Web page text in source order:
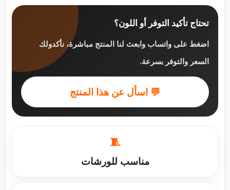
تحتاج تأكيد التوفر أو اللون؟
اضغط على واتساب وابعث لنا المنتج مباشرة، نأكدولك
السعر والتوفر بسرعة.
💬 اسأل عن هذا المنتج
🧵
مناسب للورشات